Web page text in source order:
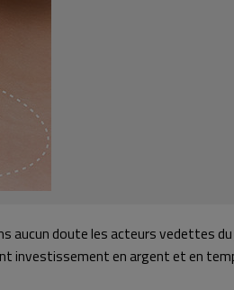
doute les acteurs vedettes
investissement en argent et en